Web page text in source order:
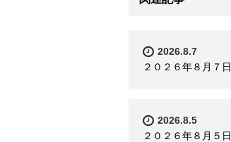
2026.8.7
２０２６年８月７
2026.8.5
２０２６年８月５